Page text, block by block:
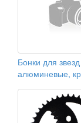
Бонки для
алюминевые,